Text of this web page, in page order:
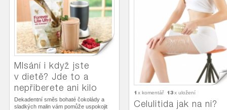
Mlsání i když jste
v dietě? Jde to a
nepřiberete ani kilo
Dekadentní směs bohaté čokolády a
sladkých malin vám pomůže uspokojit
1 x komentář 13x uložení
Celulitida jak na ni?